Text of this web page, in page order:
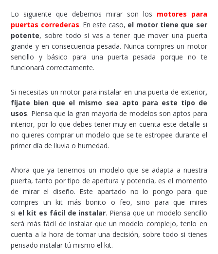
Lo siguiente que debemos mirar son los motores para
puertas correderas. En este caso, el motor tiene que ser
potente, sobre todo si vas a tener que mover una puerta
grande y en consecuencia pesada. Nunca compres un motor
sencillo y básico para una puerta pesada porque no te
funcionará correctamente.
Si necesitas un motor para instalar en una puerta de exterior,
fíjate bien que el mismo sea apto para este tipo de
usos. Piensa que la gran mayoría de modelos son aptos para
interior, por lo que debes tener muy en cuenta este detalle si
no quieres comprar un modelo que se te estropee durante el
primer día de lluvia o humedad.
Ahora que ya tenemos un modelo que se adapta a nuestra
puerta, tanto por tipo de apertura y potencia, es el momento
de mirar el diseño. Este apartado no lo pongo para que
compres un kit más bonito o feo, sino para que mires
si el kit es fácil de instalar. Piensa que un modelo sencillo
será más fácil de instalar que un modelo complejo, tenlo en
cuenta a la hora de tomar una decisión, sobre todo si tienes
pensado instalar tú mismo el kit.